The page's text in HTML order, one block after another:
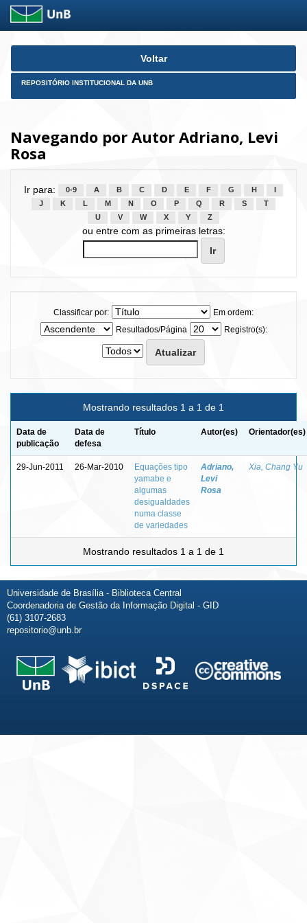
Skip
Voltar
REPOSITÓRIO INSTITUCIONAL DA UNB
Navegando por Autor Adriano, Levi
Rosa
Ir para: 0-9 A B C D E F G H
J
K L M N O P Q R S
T
U
V W X Y Z
ou entre com as primeiras letras:
Classificar por:
Em ordem:
Resultados/Página
Registro(s):
Mostrando resultados 1 a 1 de 1
Data de
publicação
Data de
defesa
Título Autor(es) Orientador(es)
29-Jun-2011 26-Mar-2010
Equações tipo
yamabe e
algumas
desigualdades
numa classe
de variedades
Adriano,
Levi
Rosa
Xia, Chang Yu
Mostrando resultados 1 a 1 de 1
Universidade de Brasília - Biblioteca Central
Coordenadoria de Gestão da Informação Digital - GID
(61) 3107-2683
repositorio@unb.br